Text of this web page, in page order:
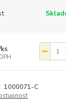
ks
1000071-C